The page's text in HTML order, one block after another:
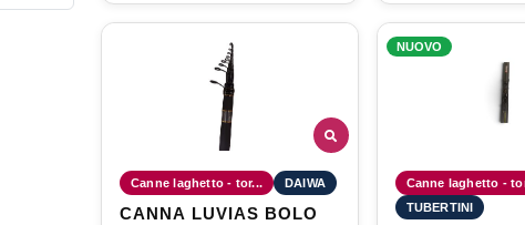
Canne laghetto - tor... DAIWA
CANNA LUVIAS BOLO
NUOVO
Canne laghetto -
TUBERTINI